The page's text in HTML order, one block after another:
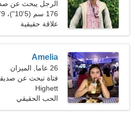
31
(174 رطلا)
علاقة حقيقية
Amelia
26 عاما, الميزان
فتاة تبحث عن صديقها
Highett
الحب الحقيقي